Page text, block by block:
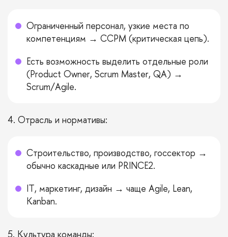
Ограниченный персонал, узкие места по
компетенциям → CCPM (критическая цепь).
Есть возможность выделить отдельные роли
(Product Owner, Scrum Master, QA) →
Scrum/Agile.
4. Отрасль и нормативы:
Строительство, производство, госсектор →
обычно каскадные или PRINCE2.
IT, маркетинг, дизайн → чаще Agile, Lean,
Kanban.
5. Культура команды: